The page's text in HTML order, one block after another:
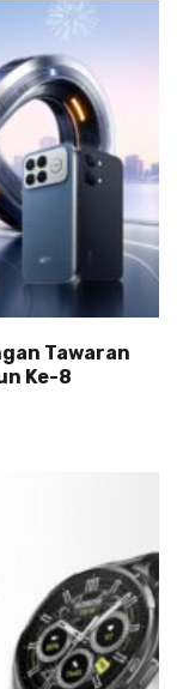
Tawaran
Ke-8